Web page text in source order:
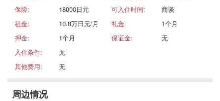
保险:
18000日元 可入住时间:
商谈
租金:
10.8万日元/月 礼金:
1个月
押金:
1个月 保证金:
无
入住条件:
无
其他费用:
无
周边情况